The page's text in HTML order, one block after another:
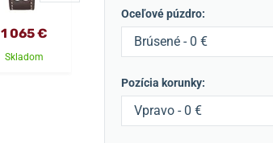
Oceľové púzdro:
Brúsené - 0 €
Pozícia korunky:
Vpravo - 0 €
1 065 €
Skladom
1 218 €
1 094 €
Skladom
1 235 €
Skladom